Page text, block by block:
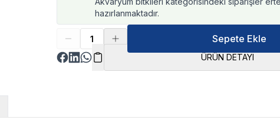
hazırlanmaktadır.
Sepete Ekle
ÜRÜN DETAYI